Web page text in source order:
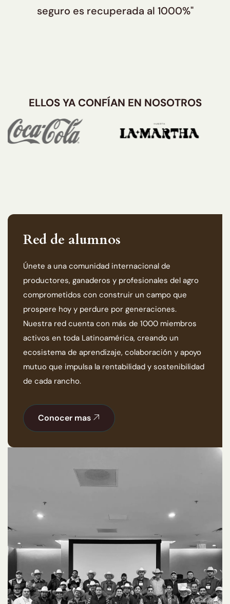
seguro es recuperada al 1000%"
ELLOS YA CONFÍAN EN NOSOTROS
Red de alumnos
Únete a una comunidad internacional de
productores, ganaderos y profesionales del agro
comprometidos con construir un campo que
prospere hoy y perdure por generaciones.
Nuestra red cuenta con más de 1000 miembros
activos en toda Latinoamérica, creando un
ecosistema de aprendizaje, colaboración y apoyo
mutuo que impulsa la rentabilidad y sostenibilidad
de cada rancho.
Conocer mas